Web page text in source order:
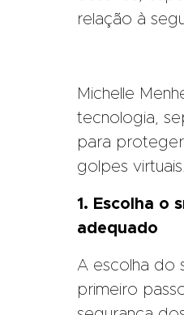
relação à
Michelle
tecnologia,
para
golpes
1. Escolha o
adequado
A escolha do
primeiro